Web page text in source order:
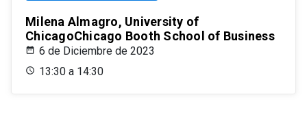
Milena Almagro, University of
ChicagoChicago Booth School of Business
6 de Diciembre de 2023
13:30 a 14:30